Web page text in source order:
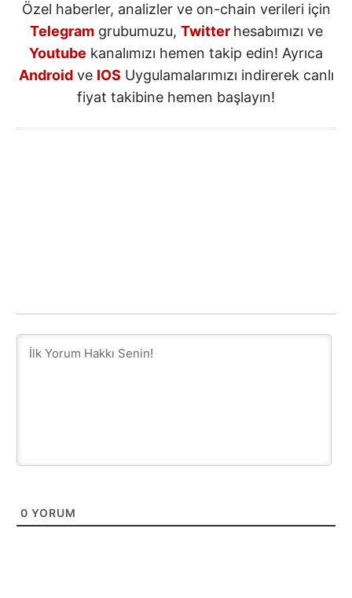
Özel haberler, analizler ve on-chain verileri için
Telegramgrubumuzu, Twitter hesabımızı ve
Youtube kanalımızı hemen takip edin! Ayrıca
Androidve IOS Uygulamalarımızı indirerek canlı
fiyat takibine hemen başlayın!
0 YORUM